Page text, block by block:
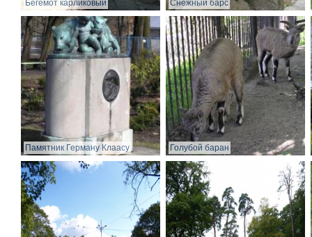
Бегемот карликовый Снежный барс
Памятник Герману Клаасу Голубой баран